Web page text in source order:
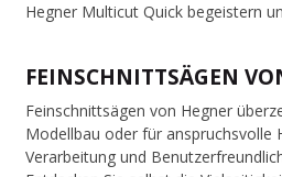
Hegner Multicut Quick begeistern
FEINSCHNITTSÄGEN
Feinschnittsägen von Hegner
Modellbau oder für anspruchsvolle
Verarbeitung und